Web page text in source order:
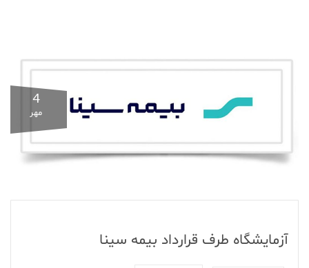
4
مهر
آزمایشگاه طرف قرارداد بیمه سینا